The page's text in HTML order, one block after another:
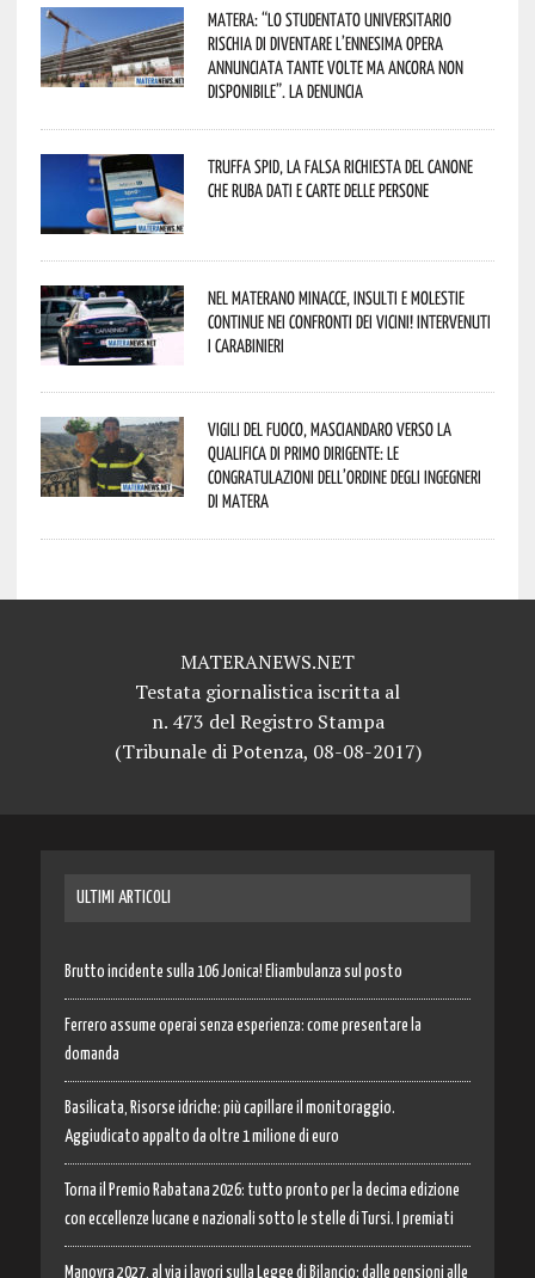
Matera: “Lo studentato universitario
rischia di diventare l’ennesima opera
annunciata tante volte ma ancora non
disponibile”. La denuncia
Truffa Spid, la falsa richiesta del canone
che ruba dati e carte delle persone
Nel materano minacce, insulti e molestie
continue nei confronti dei vicini! Intervenuti
i Carabinieri
Vigili del Fuoco, Masciandaro verso la
qualifica di Primo Dirigente: le
congratulazioni dell’Ordine degli Ingegneri
di Matera
MATERANEWS.NET
Testata giornalistica iscritta al
n. 473 del Registro Stampa
(Tribunale di Potenza, 08-08-2017)
ULTIMI ARTICOLI
Brutto incidente sulla 106 Jonica! Eliambulanza sul posto
Ferrero assume operai senza esperienza: come presentare la
domanda
Basilicata, Risorse idriche: più capillare il monitoraggio.
Aggiudicato appalto da oltre 1 milione di euro
Torna il Premio Rabatana 2026: tutto pronto per la decima edizione
con eccellenze lucane e nazionali sotto le stelle di Tursi. I premiati
Manovra 2027, al via i lavori sulla Legge di Bilancio: dalle pensioni alle